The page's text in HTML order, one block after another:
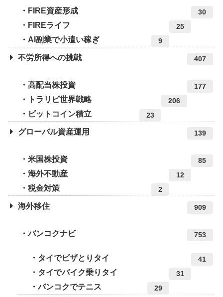
FIRE資産形成 30
FIREライフ 25
AI副業で小遣い稼ぎ 9
不労所得への挑戦 407
高配当株投資 177
トラリピ世界戦略 206
ビットコイン積立 23
グローバル資産運用 139
米国株投資 85
海外不動産 12
税金対策 2
海外移住 909
バンコクナビ 753
タイでビザとりタイ 41
タイでバイク乗りタイ 31
バンコクでテニス 29